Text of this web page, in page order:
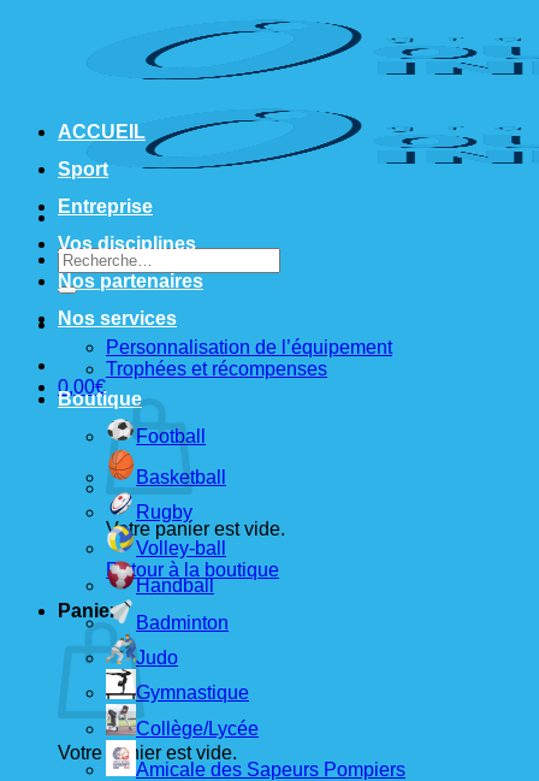
Recherche
pour :
0,00€
Votre panier est vide.
Retour à la boutique
Panier
Votre panier est vide.
ACCUEIL
Sport
Entreprise
Vos disciplines
Nos partenaires
Nos services
Personnalisation de l’équipement
Trophées et récompenses
Boutique
Football
Basketball
Rugby
Volley-ball
Handball
Badminton
Judo
Gymnastique
Collège/Lycée
Amicale des Sapeurs Pompiers